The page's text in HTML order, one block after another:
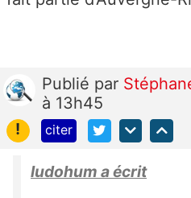
Publié par
à 13h45
!
citer
ludohum a écrit